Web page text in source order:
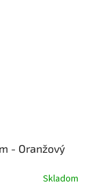
- Oranžový
Skladom